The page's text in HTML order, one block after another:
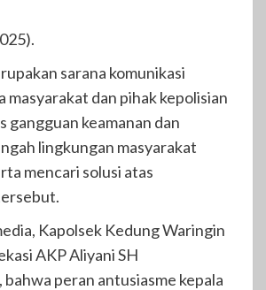
sarana komunikasi
masyarakat dan pihak kepolisian
gangguan keamanan dan
lingkungan masyarakat
mencari solusi atas
Kapolsek Kedung Waringin
AKP Aliyani SH
bahwa peran antusiasme kepala